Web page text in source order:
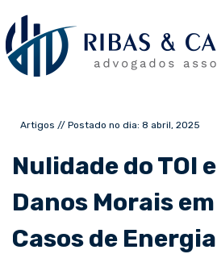
Artigos // Postado no dia: 8 abril, 2025
Nulidade do TOI e
Danos Morais em
Casos de Energia